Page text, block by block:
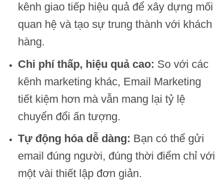
kênh giao tiếp hiệu quả để xây dựng mối
quan hệ và tạo sự trung thành với khách
hàng.
Chi phí thấp, hiệu quả cao: So với các
kênh marketing khác, Email Marketing
tiết kiệm hơn mà vẫn mang lại tỷ lệ
chuyển đổi ấn tượng.
Tự động hóa dễ dàng: Bạn có thể gửi
email đúng người, đúng thời điểm chỉ với
một vài thiết lập đơn giản.